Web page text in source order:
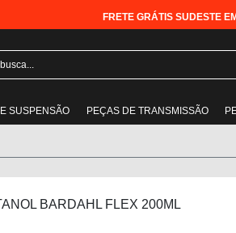
FRETE GRÁTIS SUDESTE
SUSPENSÃO PEÇAS DE TRANSMISSÃO
BARDAHL FLEX 200ML